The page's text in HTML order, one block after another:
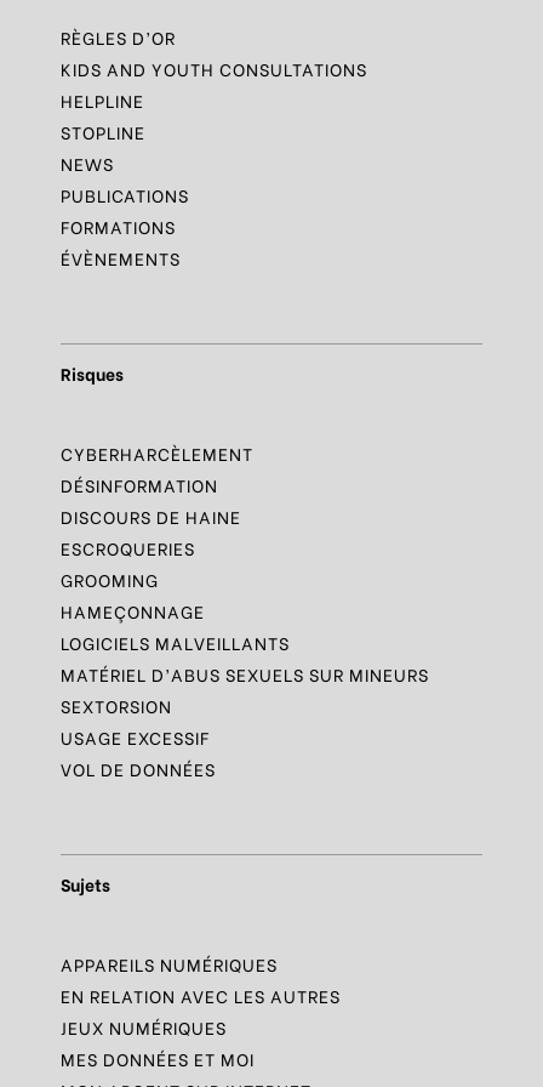
RÈGLES D’OR
KIDS AND YOUTH CONSULTATIONS
HELPLINE
STOPLINE
NEWS
PUBLICATIONS
FORMATIONS
ÉVÈNEMENTS
Risques
CYBERHARCÈLEMENT
DÉSINFORMATION
DISCOURS DE HAINE
ESCROQUERIES
GROOMING
HAMEÇONNAGE
LOGICIELS MALVEILLANTS
MATÉRIEL D’ABUS SEXUELS SUR MINEURS
SEXTORSION
USAGE EXCESSIF
VOL DE DONNÉES
Sujets
APPAREILS NUMÉRIQUES
EN RELATION AVEC LES AUTRES
JEUX NUMÉRIQUES
MES DONNÉES ET MOI